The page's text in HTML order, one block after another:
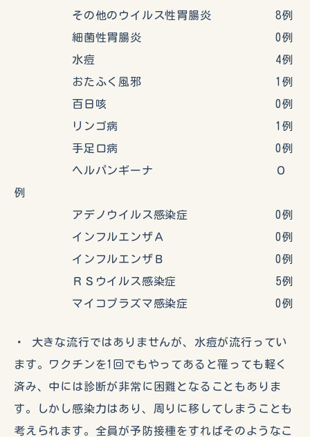
その他のウイルス性胃腸炎 8例
細菌性胃腸炎 0例
水痘 4例
おたふく風邪 1例
百日咳 0例
リンゴ病 1例
手足口病 0例
ヘルパンギーナ ０
例
アデノウイルス感染症 0例
インフルエンザＡ 0例
インフルエンザＢ 0例
ＲＳウイルス感染症 5例
マイコプラズマ感染症 0例
・ 大きな流行ではありませんが、水痘が流行ってい
ます。ワクチンを1回でもやってあると罹っても軽く
済み、中には診断が非常に困難となることもありま
す。しかし感染力はあり、周りに移してしまうことも
考えられます。全員が予防接種をすればそのようなこ